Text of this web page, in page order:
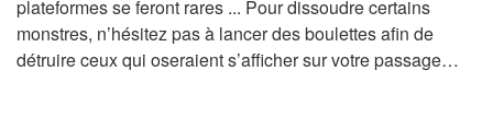
plateformes se feront rares ... Pour dissoudre certains
monstres, n’hésitez pas à lancer des boulettes afin de
détruire ceux qui oseraient s’afficher sur votre passage…